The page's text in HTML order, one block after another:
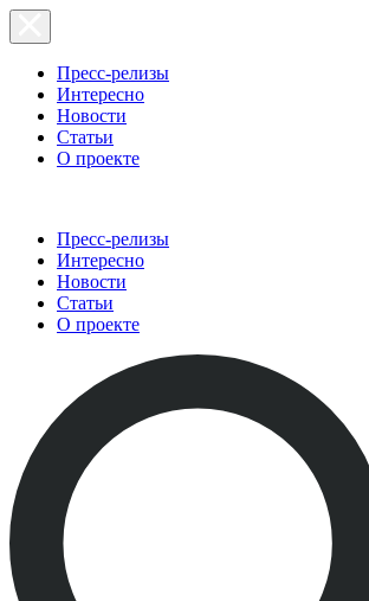
Пресс-релизы
Интересно
Новости
Статьи
О проекте
Пресс-релизы
Интересно
Новости
Статьи
О проекте